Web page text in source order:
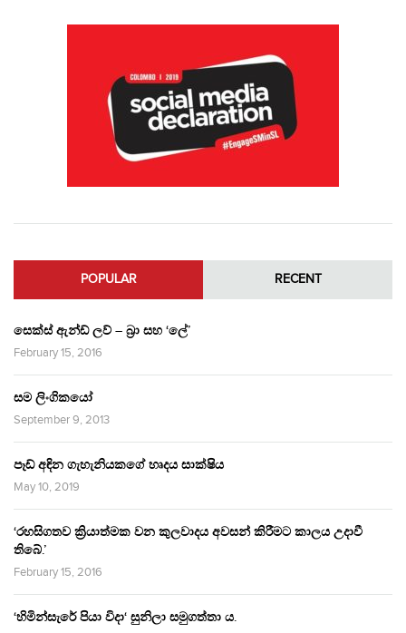
POPULAR RECENT
සෙක්ස් ඇන්ඩ් ලව් – බ්‍රා සහ ‘ලේ’
February 15, 2016
සම ලිංගිකයෝ
September 9, 2013
පෑඩ් අඳින ගැහැනියකගේ හෘදය සාක්ෂිය
May 10, 2019
‘රහසිගතව ක්‍රියාත්මක වන කුලවාදය අවසන් කිරීමට කාලය උදාවී
තිබේ.’
February 15, 2016
‘හිමින්සැරේ පියා විදා‘ සුනිලා සමුගත්තා ය.